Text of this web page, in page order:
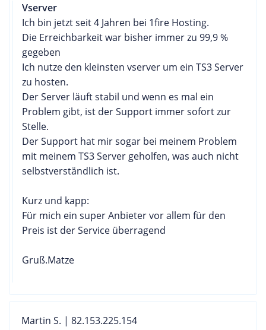
Vserver
Ich bin jetzt seit 4 Jahren bei 1fire Hosting.
Die Erreichbarkeit war bisher immer zu 99,9 %
gegeben
Ich nutze den kleinsten vserver um ein TS3 Server
zu hosten.
Der Server läuft stabil und wenn es mal ein
Problem gibt, ist der Support immer sofort zur
Stelle.
Der Support hat mir sogar bei meinem Problem
mit meinem TS3 Server geholfen, was auch nicht
selbstverständlich ist.
Kurz und kapp:
Für mich ein super Anbieter vor allem für den
Preis ist der Service überragend
Gruß.Matze
Martin S. | 82.153.225.154